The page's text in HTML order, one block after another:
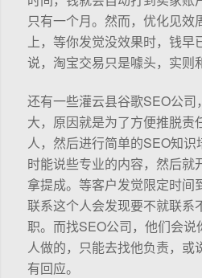
只有一个月。然而，优化见效
上，等你发觉没效果时，钱早
说，淘宝交易只是噱头，实则
还有一些灌云县谷歌SEO公司
大，原因就是为了方便推脱责
人，然后进行简单的SEO知
时能说些专业的内容，然后就
拿提成。等客户发觉限定时间
联系这个人会发现要不就联系
职。而找SEO公司，他们会
人做的，只能去找他负责，或
有回应。